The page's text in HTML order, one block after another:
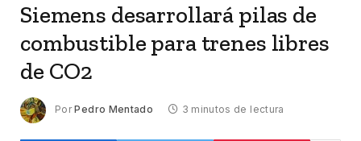
Siemens desarrollará pilas de
combustible para trenes libres
de CO2
Por Pedro Mentado 3 minutos de lectura